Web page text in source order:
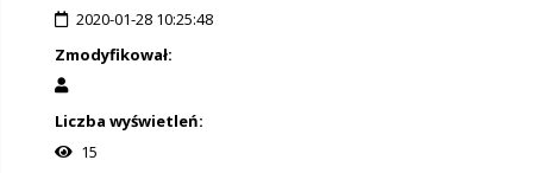
2020-01-28 10:25:48
Zmodyfikował:
Liczba wyświetleń:
15